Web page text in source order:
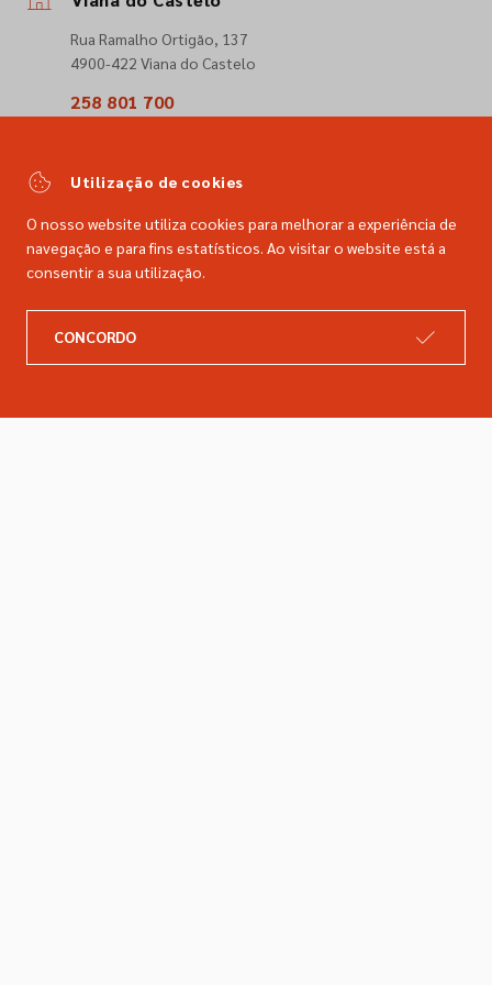
Rua Ramalho Ortigão, 137
4900-422 Viana do Castelo
258 801 700
comercial@dimacer.com
Catálogo
Utilização de cookies
O nosso website utiliza cookies para melhorar a experiência de
navegação e para fins estatísticos. Ao visitar o website está a
consentir a sua utilização.
CONCORDO